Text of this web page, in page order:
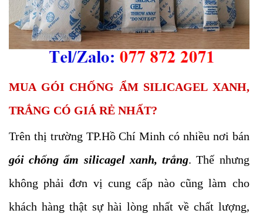
MUA GÓI CHỐNG ẨM SILICAGEL XANH,
TRẮNG CÓ GIÁ RẺ NHẤT?
Trên thị trường TP.Hồ Chí Minh có nhiều nơi bán
gói chống ẩm silicagel xanh, trắng. Thế nhưng
không phải đơn vị cung cấp nào cũng làm cho
khách hàng thật sự hài lòng nhất về chất lượng,